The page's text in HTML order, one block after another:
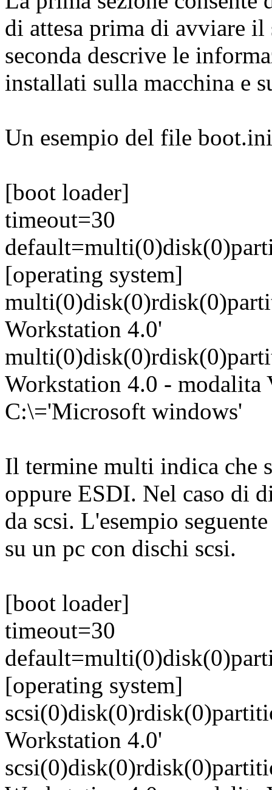
di attesa prima di avviare
seconda descrive le
installati sulla macchina e
Un esempio del file
[boot loader]
timeout=30
[operating system]
Workstation 4.0'
Workstation 4.0 - modalita
C:\='Microsoft windows'
Il termine multi indica che
oppure ESDI. Nel caso di
da scsi. L'esempio
su un pc con dischi scsi.
[boot loader]
timeout=30
[operating system]
Workstation 4.0'